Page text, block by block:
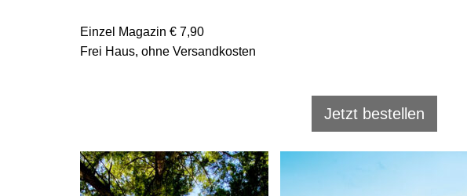
Einzel Magazin € 7,90
Frei Haus, ohne Versandkosten
Jetzt bestellen